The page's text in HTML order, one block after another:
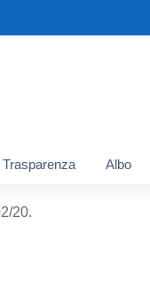
Trasparenza Albo
20.